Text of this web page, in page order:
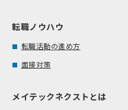
転職ノウハウ
転職活動の進め方
面接対策
メイテックネクストとは